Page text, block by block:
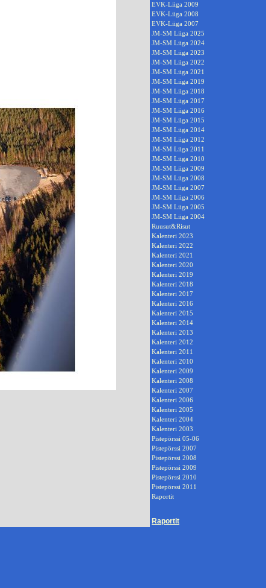
EVK-Liiga 2009
EVK-Liiga 2008
EVK-Liiga 2007
JM-SM Liiga 2025
JM-SM Liiga 2024
JM-SM Liiga 2023
JM-SM Liiga 2022
JM-SM Liiga 2021
JM-SM Liiga 2019
JM-SM Liiga 2018
JM-SM Liiga 2017
JM-SM Liiga 2016
JM-SM Liiga 2015
JM-SM Liiga 2014
JM-SM Liiga 2012
JM-SM Liiga 2011
JM-SM Liiga 2010
JM-SM Liiga 2009
JM-SM Liiga 2008
JM-SM Liiga 2007
JM-SM Liiga 2006
JM-SM Liiga 2005
JM-SM Liiga 2004
Ruusut&Risut
Kalenteri 2023
Kalenteri 2022
Kalenteri 2021
Kalenteri 2020
Kalenteri 2019
Kalenteri 2018
Kalenteri 2017
Kalenteri 2016
Kalenteri 2015
Kalenteri 2014
Kalenteri 2013
Kalenteri 2012
Kalenteri 2011
Kalenteri 2010
Kalenteri 2009
Kalenteri 2008
Kalenteri 2007
Kalenteri 2006
Kalenteri 2005
Kalenteri 2004
Kalenteri 2003
Pistepörssi 05-06
Pistepörssi 2007
Pistepörssi 2008
Pistepörssi 2009
Pistepörssi 2010
Pistepörssi 2011
Raportit
Raportit